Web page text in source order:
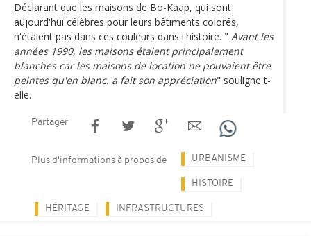
Déclarant que les maisons de Bo-Kaap, qui sont
aujourd'hui célèbres pour leurs bâtiments colorés,
n'étaient pas dans ces couleurs dans l'histoire. " Avant les
années 1990, les maisons étaient principalement
blanches car les maisons de location ne pouvaient être
peintes qu'en blanc. a fait son appréciation" souligne t-
elle.
Partager
Plus d'informations à propos de URBANISME
HISTOIRE
HÉRITAGE INFRASTRUCTURES